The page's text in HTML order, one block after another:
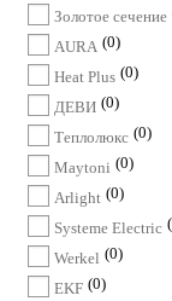
Золотое сечение
AURA 0
Heat Plus 0
ДЕВИ 0
Теплолюкс 0
Maytoni 0
Arlight 0
Systeme Electric
Werkel 0
EKF 0